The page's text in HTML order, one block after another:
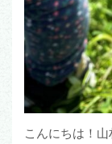
こんにちは！